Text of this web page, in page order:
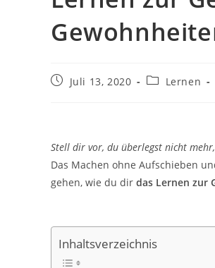
BeitragJuli 13, 2020
Beitrags-
Lernen
Stell dir vor, du überlegst nicht
Das Machen ohne Aufschieben
gehen, wie du dir das Lernen zur
Inhaltsverzeichnis